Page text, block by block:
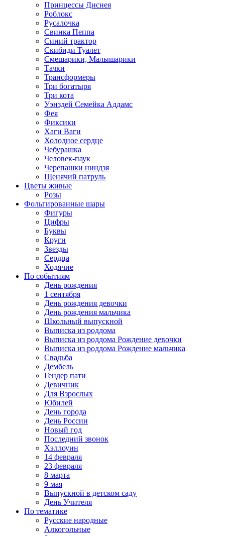
Принцессы Диснея
Роблокс
Русалочка
Свинка Пеппа
Синий трактор
Скибиди Туалет
Смешарики, Малышарики
Тачки
Трансформеры
Три богатыря
Три кота
Уэнздей Семейка Аддамс
Фея
Фиксики
Хаги Ваги
Холодное сердце
Чебурашка
Человек-паук
Черепашки ниндзя
Щенячий патруль
Цветы живые
Розы
Фольгированные шары
Фигуры
Цифры
Буквы
Круги
Звезды
Сердца
Ходячие
По событиям
День рождения
1 сентября
День рождения девочки
День рождения мальчика
Школьный выпускной
Выписка из роддома
Выписка из роддома Рождение девочки
Выписка из роддома Рождение мальчика
Свадьба
Дембель
Гендер пати
Девичник
Для Взрослых
Юбилей
День города
День России
Новый год
Последний звонок
Хэллоуин
14 февраля
23 февраля
8 марта
9 мая
Выпускной в детском саду
День Учителя
По тематике
Русские народные
Алкогольные